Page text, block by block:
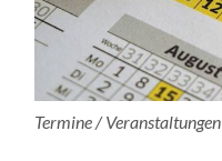
Termine / Veranstaltungen